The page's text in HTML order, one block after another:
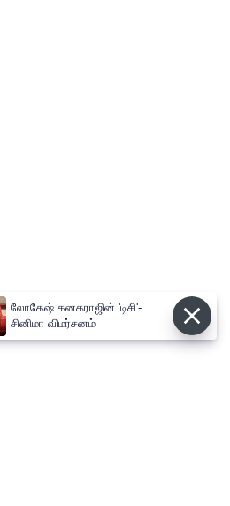
லோகேஷ் கனகராஜின் 'டிசி'-
சினிமா விமர்சனம்